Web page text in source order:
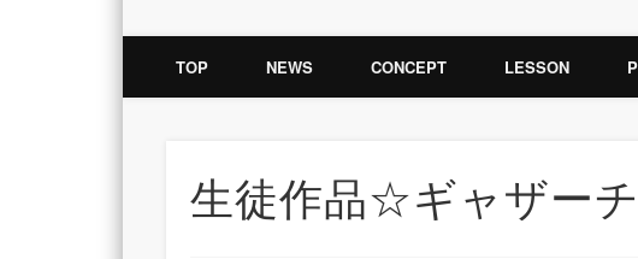
TOP NEWS CONCEPT LESSON
生徒作品☆ギャザー